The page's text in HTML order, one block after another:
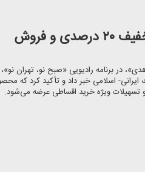
نهمین نمایشگاه پوشاك ایرانی-اسلامی با تخفیف ۲۰ درصدی و فروش
در برنامه رادیویی «صبح نو، تهران نو»،
با حضور بیش از ۱۰۰ تولیدكننده پوشاك ایرانی- اسلامی خبر داد و تأكید كرد